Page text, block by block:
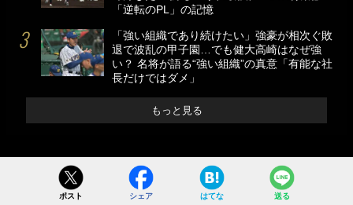
「逆転のPL」の記憶
「強い組織であり続けたい」強豪が相次ぐ敗
退で波乱の甲子園…でも健大高崎はなぜ強
い？ 名将が語る“強い組織”の真意「有能な社
長だけではダメ」
もっと見る
ポスト シェア はてな 送る